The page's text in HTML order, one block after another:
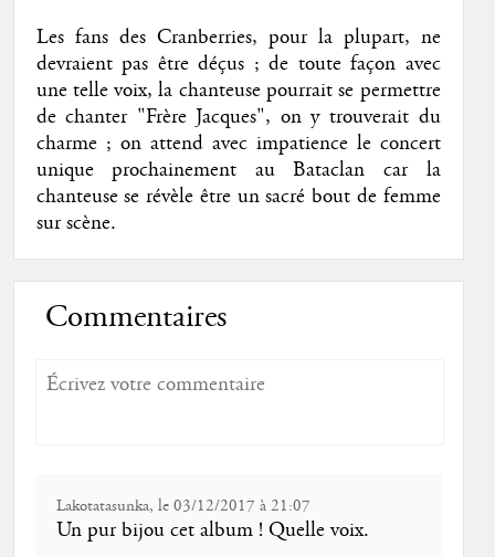
Les fans des Cranberries, pour la plupart, ne
devraient pas être déçus ; de toute façon avec
une telle voix, la chanteuse pourrait se permettre
de chanter "Frère Jacques", on y trouverait du
charme ; on attend avec impatience le concert
unique prochainement au Bataclan car la
chanteuse se révèle être un sacré bout de femme
sur scène.
Commentaires
Lakotatasunka, le 03/12/2017 à 21:07
Un pur bijou cet album ! Quelle voix.